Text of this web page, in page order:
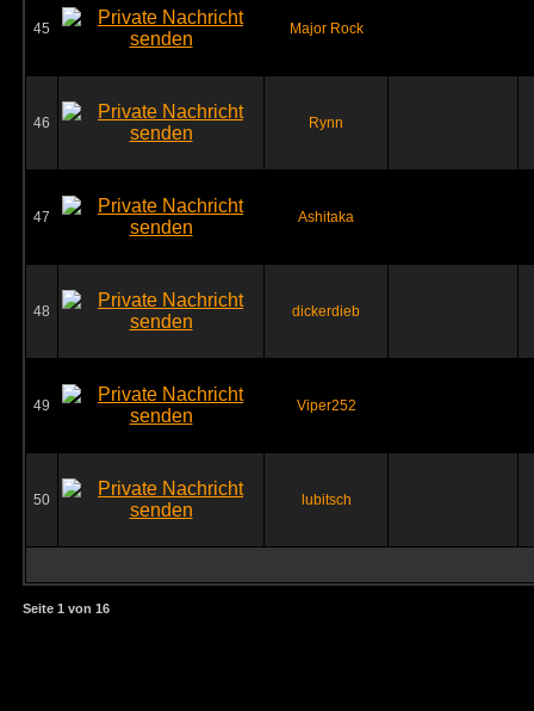
45 Major Rock
46 Rynn
47 Ashitaka
48 dickerdieb
49 Viper252
50 lubitsch
Seite 1 von 16